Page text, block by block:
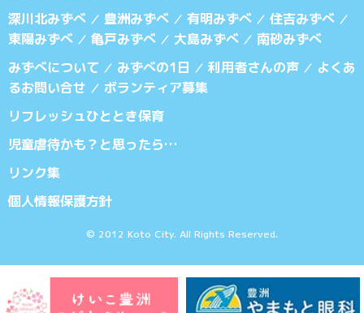
深川北みずべ ／ 豊洲みずべ ／ 有明みずべ ／ 住吉みずべ ／
東陽みずべ ／ 亀戸みずべ ／ 大島みずべ ／ 南砂みずべ
みずべについて ／ みずべの1日 ／ 利用者さんの声 ／ よくあ
るお問い合せ ／ ボランティア募集
リフレッシュひととき保育
児童虐待かも？と思ったら…
リンク集
個人情報保護方針
© 2012 Koto City. All Rights Reserved.